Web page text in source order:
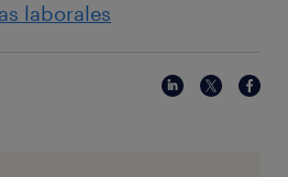
laborales